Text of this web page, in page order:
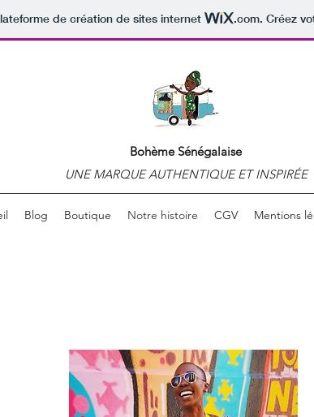
de création de sites internet .com. Créez
Bohème Sénégalaise
UNE MARQUE AUTHENTIQUE ET INSPIRÉE
Blog Boutique Notre histoire CGV Mentions